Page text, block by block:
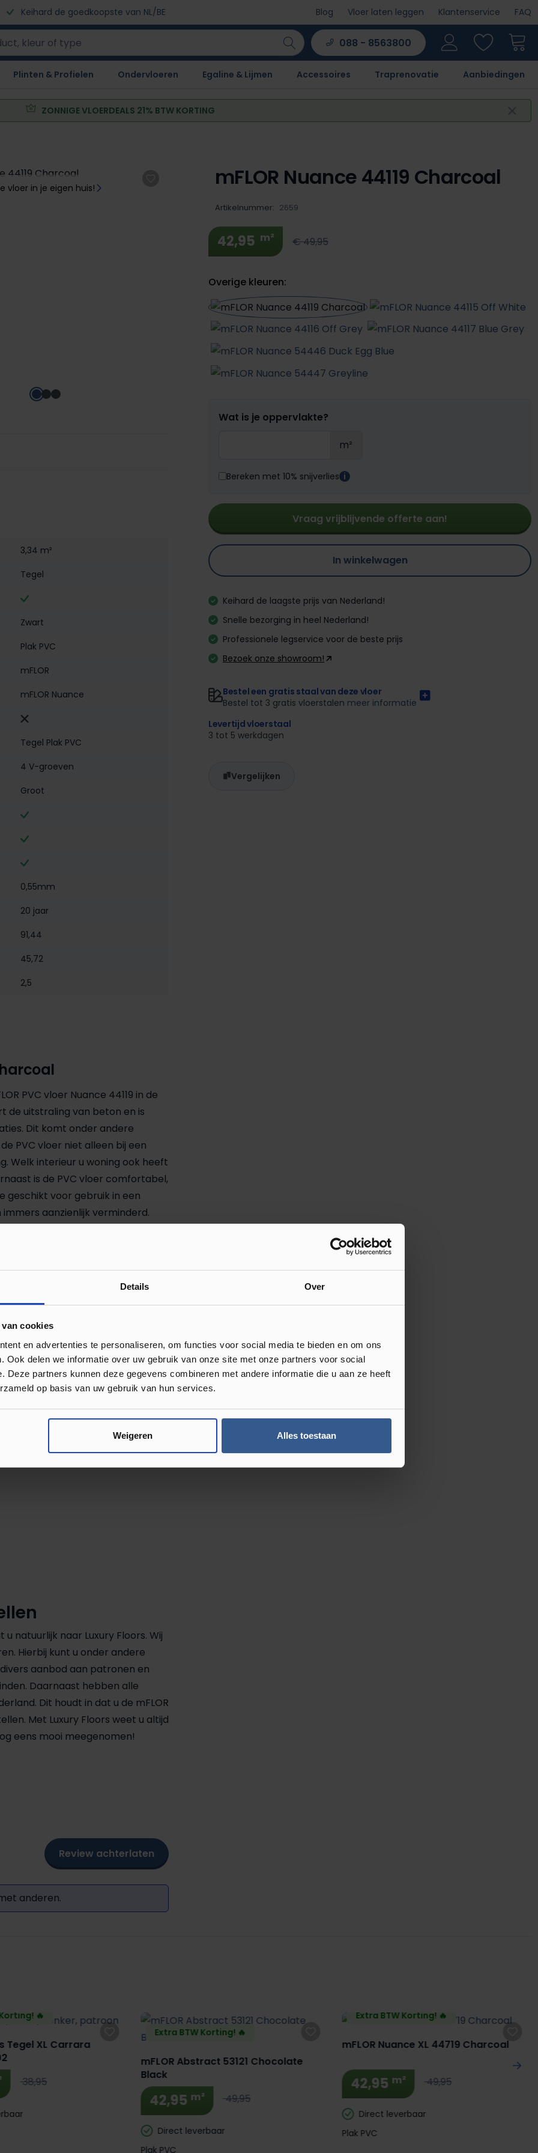
Details Over
cookies
en advertenties te personaliseren, om functies voor social media te bieden en om ons
Ook delen we informatie over uw gebruik van onze site met onze partners voor social
Deze partners kunnen deze gegevens combineren met andere informatie die u aan ze heeft
op basis van uw gebruik van hun services.
Weigeren Alles toestaan
Keihard de goedkoopste van NL/BE Blog Vloer laten leggen Klantenservice FAQ
088 - 8563800
Plinten & Profielen Ondervloeren Egaline & Lijmen Accessoires Traprenovatie Aanbiedingen
ZONNIGE VLOERDEALS 21% BTW KORTING
vloer in je eigen huis!
3,34 m²
Tegel
Zwart
Plak PVC
mFLOR
mFLOR Nuance
Tegel Plak PVC
4 V-groeven
Groot
0,55mm
20 jaar
91,44
45,72
2,5
PVC vloer Nuance 44119 in de
de uitstraling van beton en is
Dit komt onder andere
PVC vloer niet alleen bij een
Welk interieur u woning ook heeft
is de PVC vloer comfortabel,
geschikt voor gebruik in een
aanzienlijk verminderd.
kleur charcoal gemakkelijk
nodig. Door de vloer regelmatig
dat zeker in de tijd van
jaar garantie op alle mFLOR
is!
collectie
verkrijgbaar. Hierbij kunt u
Het is dus niet zo gek dat u
helpen bij het uitzoeken van de
mFLOR Nuance collectie te
natuurlijk naar Luxury Floors. Wij
Hierbij kunt u onder andere
aanbod aan patronen en
Daarnaast hebben alle
Dit houdt in dat u de mFLOR
Met Luxury Floors weet u altijd
eens mooi meegenomen!
Review achterlaten
anderen.
mFLOR Nuance 44119 Charcoal
Artikelnummer: 2659
42,95 m² € 49,95
Overige kleuren:
Wat is je oppervlakte?
m²
Bereken met 10% snijverlies i
Vraag vrijblijvende offerte aan!
In winkelwagen
Keihard de laagste prijs van Nederland!
Snelle bezorging in heel Nederland!
Professionele legservice voor de beste prijs
Bezoek onze showroom!
Bestel een gratis staal van deze vloer
Bestel tot 3 gratis vloerstalen meer informatie
Levertijd vloerstaal
3 tot 5 werkdagen
Vergelijken
🔥
Tegel XL Carrara
38,95
Extra BTW Korting! 🔥
mFLOR Abstract 53121 Chocolate
Black
42,95 m² 49,95
Direct leverbaar
Plak PVC
Extra BTW Korting! 🔥
mFLOR Nuance XL 44719 Charcoal
42,95 m² 49,95
Direct leverbaar
Plak PVC